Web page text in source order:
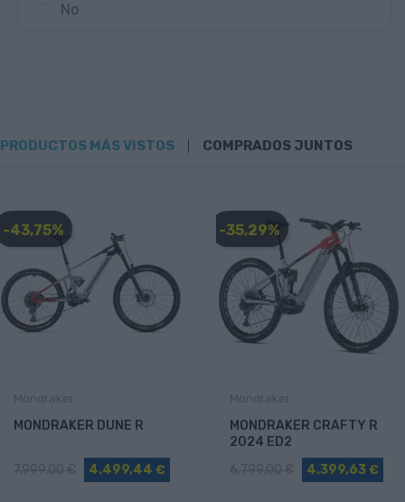
No
PRODUCTOS MÁS VISTOS COMPRADOS JUNTOS
-43,75%
MONDRAKER DUNE R
4.499,44 €
-35,29%
MONDRAKER CRAFTY R
2024 ED2
4.399,63 €